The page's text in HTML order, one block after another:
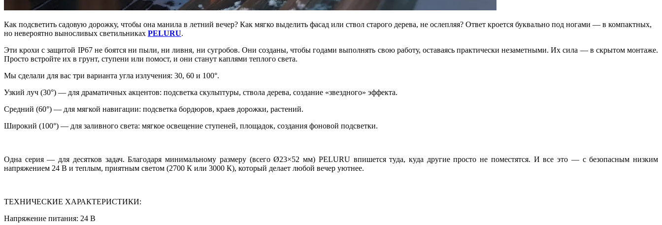
Как подсветить садовую дорожку, чтобы она манила в летний вечер? Как мягко выделить фасад или ствол старого дерева, не ослепляя? Ответ кроется буквально под ногами — в компактных,
но невероятно выносливых светильниках PELURU.
Эти крохи с защитой IP67 не боятся ни пыли, ни ливня, ни сугробов. Они созданы, чтобы годами выполнять свою работу, оставаясь практически незаметными. Их сила — в скрытом монтаже.
Просто встройте их в грунт, ступени или помост, и они станут каплями теплого света.
Мы сделали для вас три варианта угла излучения: 30, 60 и 100°.
Узкий луч (30°) — для драматичных акцентов: подсветка скульптуры, ствола дерева, создание «звездного» эффекта.
Средний (60°) — для мягкой навигации: подсветка бордюров, краев дорожки, растений.
Широкий (100°) — для заливного света: мягкое освещение ступеней, площадок, создания фоновой подсветки.
Одна серия — для десятков задач. Благодаря минимальному размеру (всего Ø23×52 мм) PELURU впишется туда, куда другие просто не поместятся. И все это — с безопасным низким
напряжением 24 В и теплым, приятным светом (2700 К или 3000 К), который делает любой вечер уютнее.
ТЕХНИЧЕСКИЕ ХАРАКТЕРИСТИКИ:
Напряжение питания: 24 В